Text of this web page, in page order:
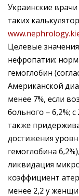
Украинские
таких
Целевые
нефропатии:
гемоглобин
Американской
менее 7%, если
больного – 6,2%;
также
достижения
гемоглобина
ликвидация
коэффициент
менее 2,2 у